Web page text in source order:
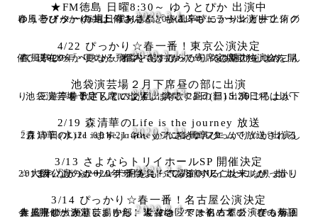
★FM徳島 日曜8:30～ ゆうとぴか 出演中
春風亭ぴっかり☆は、FM徳島「春風亭ぴっかり☆と井上侑の ゆうとぴか」(毎週日曜あさ8:30〜8:54) に、シンガーソングライターの井上侑さんとともにレギュラー出演して
2020.3.1
4/22 ぴっかり☆春一番！東京公演決定
春風亭ぴっかり☆が、都内では初めて寄席定席で独演会を開催。 2020年、更なる飛躍を期すぴっかり☆の魅力をつめこんで 現在の「ベスト・オブ・ぴっかり☆」をお届けします！
2020.2.14
池袋演芸場２月下席昼の部に出演
池袋演芸場 2月下席に出演します。 昼の部15:30ごろ上がり、三遊亭粋歌さんとの交互出演です。 出演日程は以下を予定しています。 粋歌 23日(日)・25
2020.2.13
2/19 森清華のLife is the journey 放送
2月19日(水)21:00～21:30、かわさきエフエムで放送される「森清華のLife is the journey」に春風亭ぴっかり☆が出演します。 キャリアコンサルタ
2020.2.12
3/13 さよならトリイホールSP 開催決定
2013年「ぴっかり☆十番勝負！PLUS ONE」以来、ぴっかり☆大阪公演のホームグラウンドであるトリイホールが、惜しまれながら2020年3月をもって閉館することになりま
2020.2.5
3/14 ぴっかり☆春一番！名古屋公演決定
春風亭ぴっかり☆、中部・東海地区では初めての「春の落語会」開催が決定しました！ サマーツアー名古屋公演でも毎回大盛況の大須演芸場から、現在の「ベスト・オブ・ぴっかり☆」を
2020.2.4